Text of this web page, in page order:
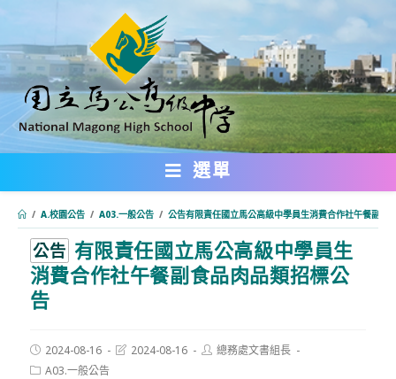
轉
主
要
內
選單
/ A.校園公告 / A03.一般公告 / 公告有限責任國立馬公高級中學員生消費合作社午餐副食
公告 有限責任國立馬公高級中學員生
消費合作社午餐副食品肉品類招標公
告
Post
published:
2024-08-16
Post2024-08-16
Post總務處文書組長
PostA03.一般公告